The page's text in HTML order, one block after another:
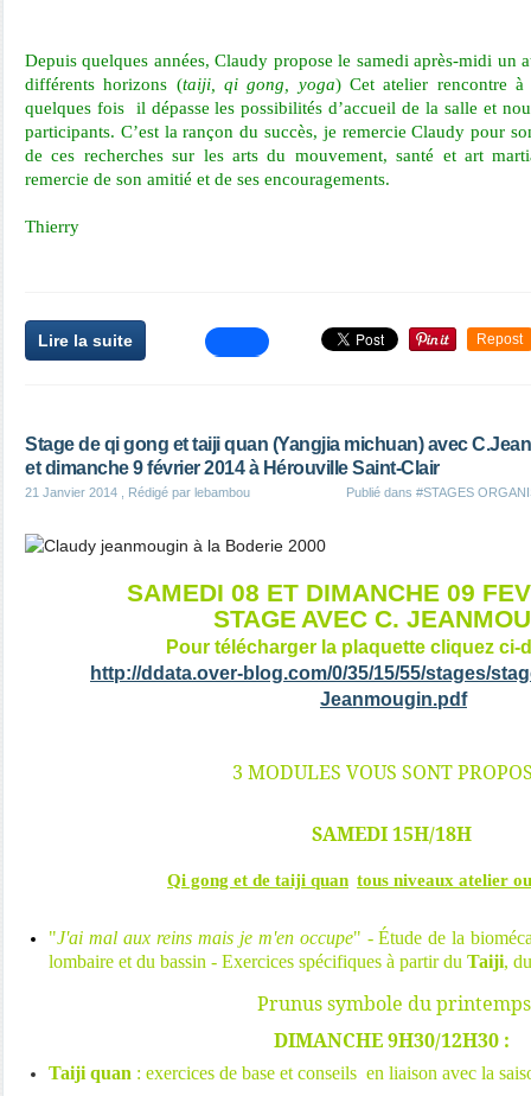
Depuis quelques années, Claudy propose le samedi après-midi un
différents horizons (taiji, qi gong, yoga) Cet atelier rencontre
quelques fois
il dépasse les possibilités d’accueil de la salle et
participants. C’est la rançon du succès, je remercie Claudy pour
de ces recherches sur les arts du mouvement, santé et art
remercie de son amitié et de ses encouragements.
Thierry
Lire la suite Repost
Stage de qi gong et taiji quan (Yangjia michuan) avec
et dimanche 9 février 2014 à Hérouville Saint-Clair
21 Janvier 2014 , Rédigé par lebambou Publié dans #STAGES
SAMEDI 08 ET DIMANCHE 09
STAGEAVEC C.
Pour télécharger la plaquette cliquez ci-
http://ddata.over-blog.com/0/35/15/55/stages/
Jeanmougin.pdf
3 MODULES VOUS SONT
SAMEDI 15H/18H
Qi gong et de taiji quan tous niveaux atelier
"J'ai mal aux reins mais je m'en occupe" - Étude de la
lombaire et du bassin - Exercices spécifiques à partir du Taiji,
Prunus symbole du printemps
DIMANCHE 9H30/12H30:
Taiji quan : exercices de base et conseils en liaison avec la